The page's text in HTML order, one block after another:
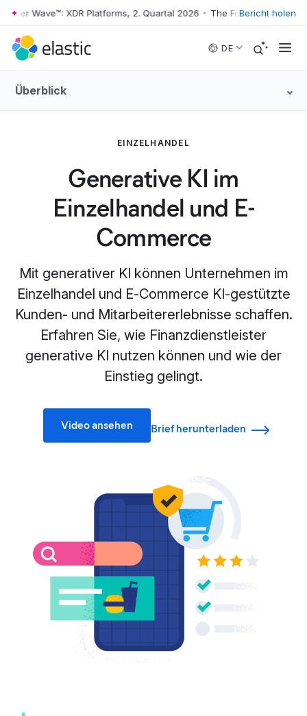
Skip to main content
Wave™: XDR Platforms, 2. Quartal 2026 • The Forrester Wave™:
Bericht holen
DE
Überblick
EINZELHANDEL
Generative KI im
Einzelhandel und E-
Commerce
Mit generativer KI können Unternehmen im
Einzelhandel und E‑Commerce KI-gestützte
Kunden- und Mitarbeitererlebnisse schaffen.
Erfahren Sie, wie Finanzdienstleister
generative KI nutzen können und wie der
Einstieg gelingt.
Video ansehen Brief herunterladen